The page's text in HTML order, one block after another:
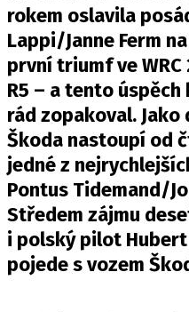
Z
rokem oslavila
Lappi/Janne Ferm
první triumf ve WRC
R5 – a tento
rád zopakoval.
Škoda nastoupí od
jedné z
Pontus Tidemand/
Středem zájmu
i polský pilot
pojede s vozem